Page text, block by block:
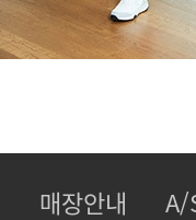
매장안내 A/